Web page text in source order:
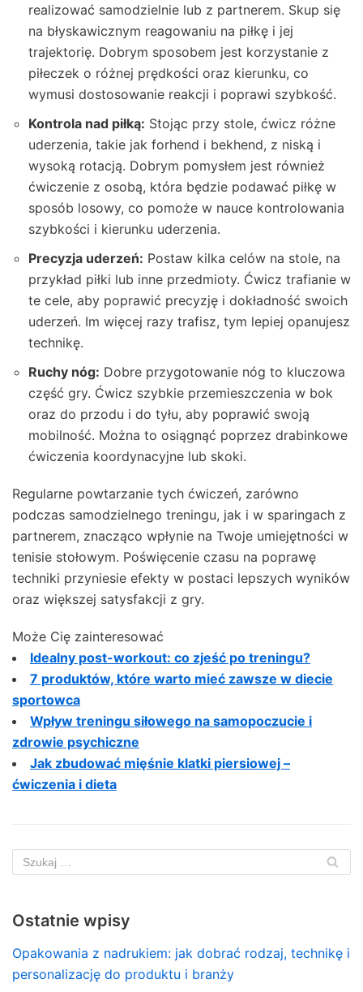
realizować samodzielnie lub z partnerem. Skup się
na błyskawicznym reagowaniu na piłkę i jej
trajektorię. Dobrym sposobem jest korzystanie z
piłeczek o różnej prędkości oraz kierunku, co
wymusi dostosowanie reakcji i poprawi szybkość.
Kontrola nad piłką: Stojąc przy stole, ćwicz różne
uderzenia, takie jak forhend i bekhend, z niską i
wysoką rotacją. Dobrym pomysłem jest również
ćwiczenie z osobą, która będzie podawać piłkę w
sposób losowy, co pomoże w nauce kontrolowania
szybkości i kierunku uderzenia.
Precyzja uderzeń: Postaw kilka celów na stole, na
przykład piłki lub inne przedmioty. Ćwicz trafianie w
te cele, aby poprawić precyzję i dokładność swoich
uderzeń. Im więcej razy trafisz, tym lepiej opanujesz
technikę.
Ruchy nóg: Dobre przygotowanie nóg to kluczowa
część gry. Ćwicz szybkie przemieszczenia w bok
oraz do przodu i do tyłu, aby poprawić swoją
mobilność. Można to osiągnąć poprzez drabinkowe
ćwiczenia koordynacyjne lub skoki.
Regularne powtarzanie tych ćwiczeń, zarówno
podczas samodzielnego treningu, jak i w sparingach z
partnerem, znacząco wpłynie na Twoje umiejętności w
tenisie stołowym. Poświęcenie czasu na poprawę
techniki przyniesie efekty w postaci lepszych wyników
oraz większej satysfakcji z gry.
Może Cię zainteresować
Idealny post-workout: co zjeść po treningu?
7 produktów, które warto mieć zawsze w diecie
sportowca
Wpływ treningu siłowego na samopoczucie i
zdrowie psychiczne
Jak zbudować mięśnie klatki piersiowej –
ćwiczenia i dieta
Ostatnie wpisy
Opakowania z nadrukiem: jak dobrać rodzaj, technikę i
personalizację do produktu i branży